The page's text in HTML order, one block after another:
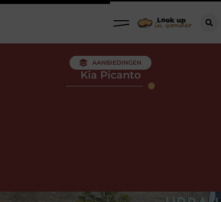
AANBIEDINGEN
Kia Picanto